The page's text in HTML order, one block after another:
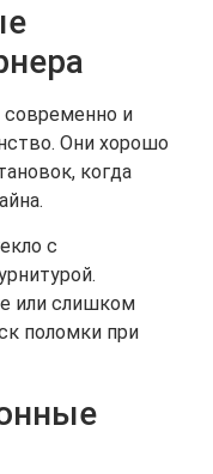
и
Они хорошо
когда
с
или слишком
поломки при